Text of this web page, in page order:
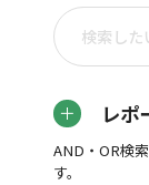
レポ
AND・OR検
す。